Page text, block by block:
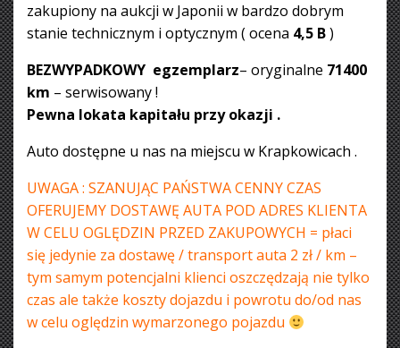
zakupiony na aukcji w Japonii w bardzo dobrym
stanie technicznym i optycznym ( ocena 4,5 B)
BEZWYPADKOWY egzemplarz– oryginalne 71400
km – serwisowany !
Pewna lokata kapitału przy okazji .
Auto dostępne u nas na miejscu w Krapkowicach .
UWAGA : SZANUJĄC PAŃSTWA CENNY CZAS
OFERUJEMY DOSTAWĘ AUTA POD ADRES KLIENTA
W CELU OGLĘDZIN PRZED ZAKUPOWYCH = płaci
się jedynie za dostawę / transport auta 2 zł / km –
tym samym potencjalni klienci oszczędzają nie tylko
czas ale także koszty dojazdu i powrotu do/od nas
w celu oględzin wymarzonego pojazdu